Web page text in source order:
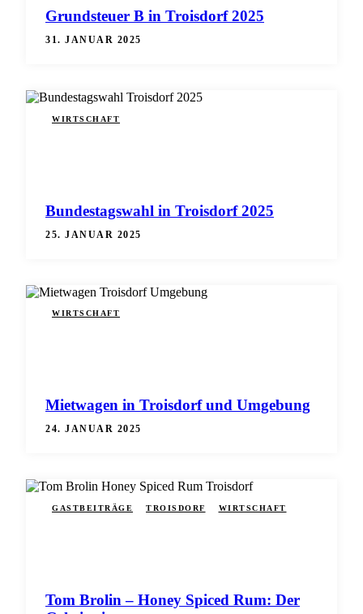
Grundsteuer B in Troisdorf 2025
31. JANUAR 2025
WIRTSCHAFT
Bundestagswahl in Troisdorf 2025
25. JANUAR 2025
WIRTSCHAFT
Mietwagen in Troisdorf und Umgebung
24. JANUAR 2025
GASTBEITRÄGE TROISDORF WIRTSCHAFT
Tom Brolin – Honey Spiced Rum: Der